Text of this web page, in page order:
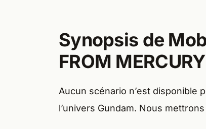
Synopsis de
FROM MERCURY
Aucun scénario n’est disponible
l’univers Gundam. Nous